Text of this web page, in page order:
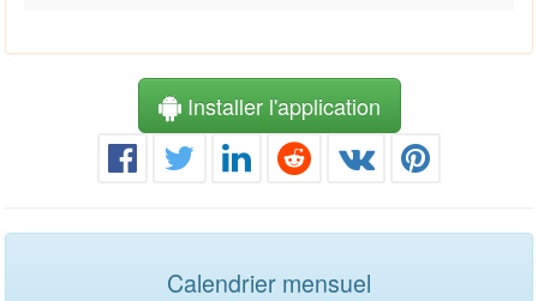
Installer l'application
Calendrier mensuel